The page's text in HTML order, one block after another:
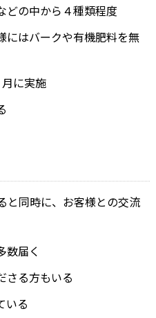
どの中から４種類程度
にはバークや有機肥料を無
に実施
と同時に、お客様との交流
数届く
さる方もいる
いる